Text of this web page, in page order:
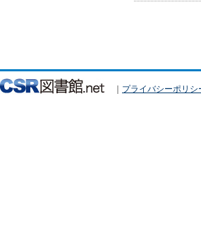
｜ プライバシーポリシ